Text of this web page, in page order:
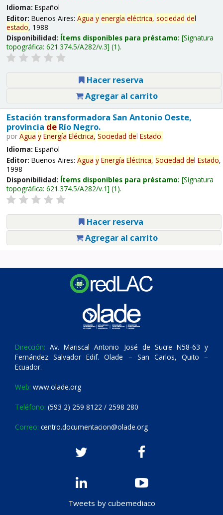
Idioma: Español
Editor: Buenos Aires: Agua y energía eléctrica, sociedad del
estado, 1988
Disponibilidad: Ítems disponibles para préstamo: Signatura
topográfica: 621.374.5/A282/v.3 (1).
Hacer reserva
Agregar al carrito
Estación transformadora San Antonio Oeste,
provincia deRío Negro.
por Agua y Energía Eléctrica, Sociedad del Estado.
Idioma: Español
Editor: Buenos Aires: Agua y Energía Eléctrica, Sociedad del Estado,
1998
Disponibilidad: Ítems disponibles para préstamo: Signatura
topográfica: 621.374.5/A282/v.1 (1).
Hacer reserva
Agregar al carrito
Dirección: Av. Mariscal Antonio José de Sucre N58-63 y
Fernández Salvador Edif. Olade – San Carlos, Quito –
Ecuador.
Web: www.olade.org
Teléfono: (593 2) 259 8122 / 2598 280
Correo: centro.documentacion@olade.org
Tweets by cubemediaco